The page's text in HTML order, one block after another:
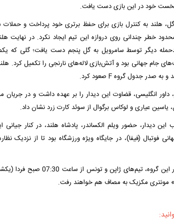
نخست خود در این بازی دست یافت.
هلند به کنترل بازی برای حفظ برتری خود پرداخت و حملات
دیگر توسط سامرویل به گل پنجم دست یافت؛ گلی که
جام جهانی بود و آتش‌بازی لاله‌های نارنجی را تکمیل کرد.
داور انگلیسی، قضاوت این دیدار را بر عهده داشت و در جریان
یاسین عیاری و لوکاس برگوال از سوئد کارت زرد نشان داد.
این دیدار، حضور ویلم الکساندر، پادشاه هلند، در کنار جیانی
فوتبال (فیفا)، در جایگاه ویژه ورزشگاه بود تا از نزدیک
در دیگر دیدار این گروه، تیم‌های ژاپن و
مونتری مکزیک به مصاف هم خواهند رفت.